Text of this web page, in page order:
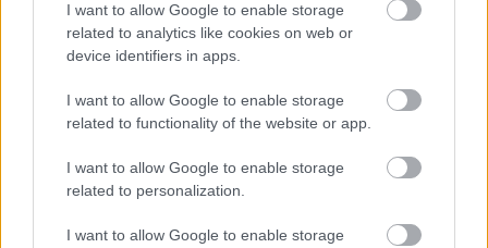
I want to allow Google to enable storage
related to analytics like cookies on web or
device identifiers in apps.
I want to allow Google to enable storage
related to functionality of the website or app.
I want to allow Google to enable storage
related to personalization.
I want to allow Google to enable storage
HIVATALOS: THOMPSON A